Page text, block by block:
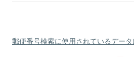
郵便番号検索に使用されているデータ